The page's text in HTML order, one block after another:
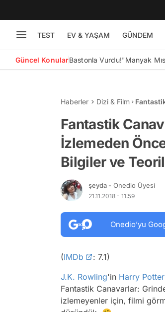
TEST EV & YAŞAM GÜNDEM
Güncel KonularBastonla Vurdu!"Manyak
Haberler Dizi & Film
Fantastik
İzlemeden
Bilgiler ve
şeyda - Onedio Üyesi
21.11.2018 - 11:59
Onedio’yu
(IMDb
: 7.1)
J.K. Rowling'in Harry Potter
Fantastik Canavarlar:
izlemeyenler için, filmi